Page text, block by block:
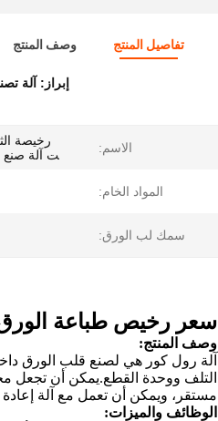
تفاصيل المنتج وصف المنتج
إبراز: آلة
الاسم:
رخيصة
ت آلة صنع
المواد الخام:
سمك لب الورق:
سعر رخيص طباعة الورق
وصف المنتج:
آلة رول كور هي لصنع قلب الورق
التلف ووحدة القطع.يمكن أن تجعل
مستقر، ويمكن أن تعمل مع آلة
الوظائف والميزات: